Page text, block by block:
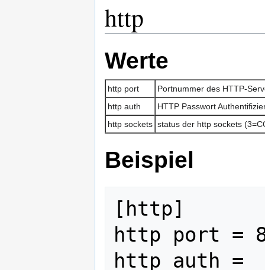
http
Werte
http port
Portnummer des HTTP-
http auth
HTTP Passwort
http sockets status der http sockets
Beispiel
[http]
http port =
http auth =